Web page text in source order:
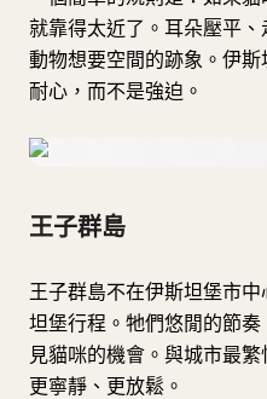
就靠得太近了。耳朵壓平
動物想要空間的跡象。伊
耐心，而不是強迫。
王子群島
王子群島不在伊斯坦堡市
坦堡行程。牠們悠閒的節
見貓咪的機會。與城市最
更寧靜、更放鬆。